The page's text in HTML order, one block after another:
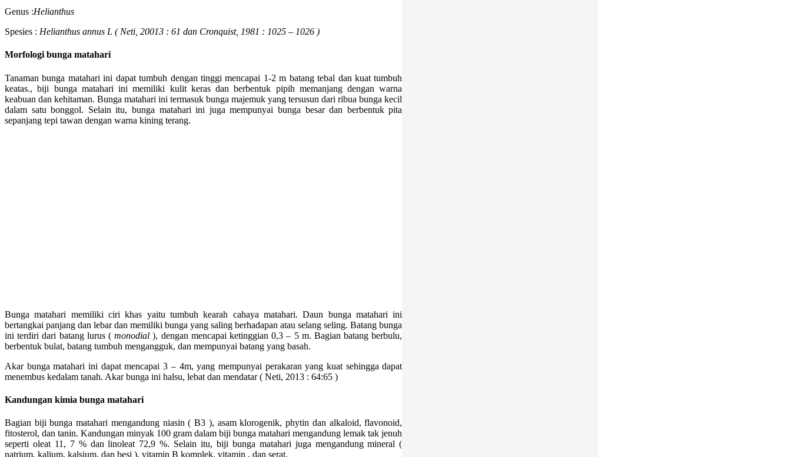
Genus :Helianthus
Spesies : Helianthus annus L ( Neti, 20013 : 61 dan Cronquist, 1981 : 1025 – 1026 )
Morfologi bunga matahari
Tanaman bunga matahari ini dapat tumbuh dengan tinggi mencapai 1-2 m batang tebal dan kuat tumbuh
keatas., biji bunga matahari ini memiliki kulit keras dan berbentuk pipih memanjang dengan warna
keabuan dan kehitaman. Bunga matahari ini termasuk bunga majemuk yang tersusun dari ribua bunga kecil
dalam satu bonggol. Selain itu, bunga matahari ini juga mempunyai bunga besar dan berbentuk pita
sepanjang tepi tawan dengan warna kining terang.
Bunga matahari memiliki ciri khas yaitu tumbuh kearah cahaya matahari. Daun bunga matahari ini
bertangkai panjang dan lebar dan memiliki bunga yang saling berhadapan atau selang seling. Batang bunga
ini terdiri dari batang lurus (monodial), dengan mencapai ketinggian 0,3 – 5 m. Bagian batang berbulu,
berbentuk bulat, batang tumbuh mengangguk, dan mempunyai batang yang basah.
Akar bunga matahari ini dapat mencapai 3 – 4m, yang mempunyai perakaran yang kuat sehingga dapat
menembus kedalam tanah. Akar bunga ini halsu, lebat dan mendatar ( Neti, 2013 : 64:65 )
Kandungan kimia bunga matahari
Bagian biji bunga matahari mengandung niasin ( B3 ), asam klorogenik, phytin dan alkaloid, flavonoid,
fitosterol, dan tanin. Kandungan minyak 100 gram dalam biji bunga matahari mengandung lemak tak jenuh
seperti oleat 11, 7 % dan linoleat 72,9 %. Selain itu, biji bunga matahari juga mengandung mineral (
natrium, kalium, kalsium, dan besi ), vitamin B komplek, vitamin , dan serat.